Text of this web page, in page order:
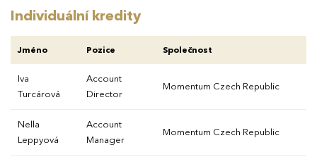
Individuální kredity
Jméno Pozice Společnost
Iva
Turcárová
Account
Director
Momentum Czech Republic
Nella
Leppyová
Account
Manager
Momentum Czech Republic